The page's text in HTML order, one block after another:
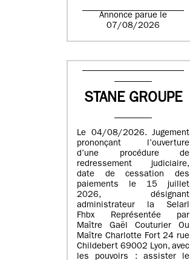
Annonce parue le
07/08/2026
STANE GROUPE
Le 04/08/2026. Jugement
prononçant l’ouverture
d’une procédure de
redressement judiciaire,
date de cessation des
paiements le 15 juillet
2026, désignant
administrateur la Selarl
Fhbx Représentée par
Maître Gaël Couturier Ou
Maître Charlotte Fort 24 rue
Childebert 69002 Lyon, avec
les pouvoirs : assister le